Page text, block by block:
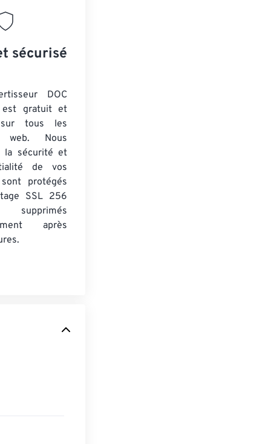
sécurisé
DOC
est gratuit et
sur tous les
web. Nous
la sécurité et
de vos
protégés
SSL 256
après